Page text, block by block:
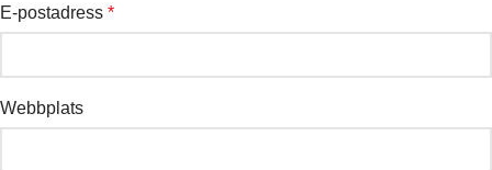
E-postadress *
Webbplats